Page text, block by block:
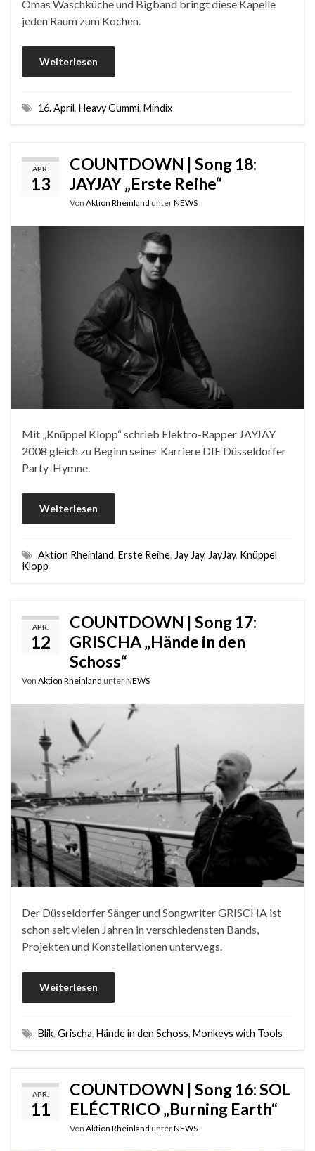
Omas Waschküche und Bigband bringt diese Kapelle
jeden Raum zum Kochen.
Weiterlesen
16. April, Heavy Gummi, Mindix
APR.
13
COUNTDOWN | Song 18:
JAYJAY „Erste Reihe“
Von Aktion Rheinland unterNEWS
Mit „Knüppel Klopp“ schrieb Elektro-Rapper JAYJAY
2008 gleich zu Beginn seiner Karriere DIE Düsseldorfer
Party-Hymne.
Weiterlesen
Aktion Rheinland, Erste Reihe, Jay Jay, JayJay, Knüppel
Klopp
APR.
12
COUNTDOWN | Song 17:
GRISCHA „Hände in den
Schoss“
Von Aktion Rheinland unterNEWS
Der Düsseldorfer Sänger und Songwriter GRISCHA ist
schon seit vielen Jahren in verschiedensten Bands,
Projekten und Konstellationen unterwegs.
Weiterlesen
Blik, Grischa, Hände in den Schoss, Monkeys with Tools
APR.
11
COUNTDOWN | Song 16: SOL
ELÉCTRICO „Burning Earth“
Von Aktion Rheinland unterNEWS